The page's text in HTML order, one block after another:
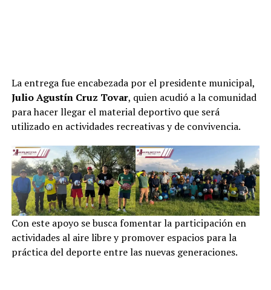
La entrega fue encabezada por el presidente municipal,
Julio Agustín Cruz Tovar, quien acudió a la comunidad
para hacer llegar el material deportivo que será
utilizado en actividades recreativas y de convivencia.
Con este apoyo se busca fomentar la participación en
actividades al aire libre y promover espacios para la
práctica del deporte entre las nuevas generaciones.